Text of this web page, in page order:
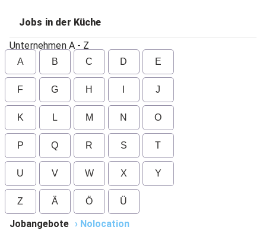
Jobs in der Küche
Unternehmen A - Z
A B C D E
F G H J
K L M N O
P Q R S T
U V W X Y
Z Ä Ö Ü
Jobangebote › Nolocation